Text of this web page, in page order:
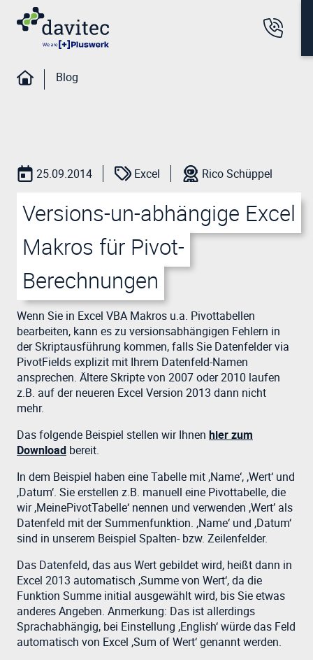
Blog
25.09.2014 Excel Rico Schüppel
Versions-un-abhängige Excel
Makros für Pivot-
Berechnungen
Wenn Sie in Excel VBA Makros u.a. Pivottabellen
bearbeiten, kann es zu versionsabhängigen Fehlern in
der Skriptausführung kommen, falls Sie Datenfelder via
PivotFields explizit mit Ihrem Datenfeld-Namen
ansprechen. Ältere Skripte von 2007 oder 2010 laufen
z.B. auf der neueren Excel Version 2013 dann nicht
mehr.
Das folgende Beispiel stellen wir Ihnen hier zum
Download bereit.
In dem Beispiel haben eine Tabelle mit ‚Name‘, ‚Wert‘ und
‚Datum‘. Sie erstellen z.B. manuell eine Pivottabelle, die
wir ‚MeinePivotTabelle‘ nennen und verwenden ‚Wert’ als
Datenfeld mit der Summenfunktion. ‚Name‘ und ‚Datum‘
sind in unserem Beispiel Spalten- bzw. Zeilenfelder.
Das Datenfeld, das aus Wert gebildet wird, heißt dann in
Excel 2013 automatisch ‚Summe von Wert‘, da die
Funktion Summe initial ausgewählt wird, bis Sie etwas
anderes Angeben. Anmerkung: Das ist allerdings
Sprachabhängig, bei Einstellung ‚English‘ würde das Feld
automatisch von Excel ‚Sum of Wert‘ genannt werden.